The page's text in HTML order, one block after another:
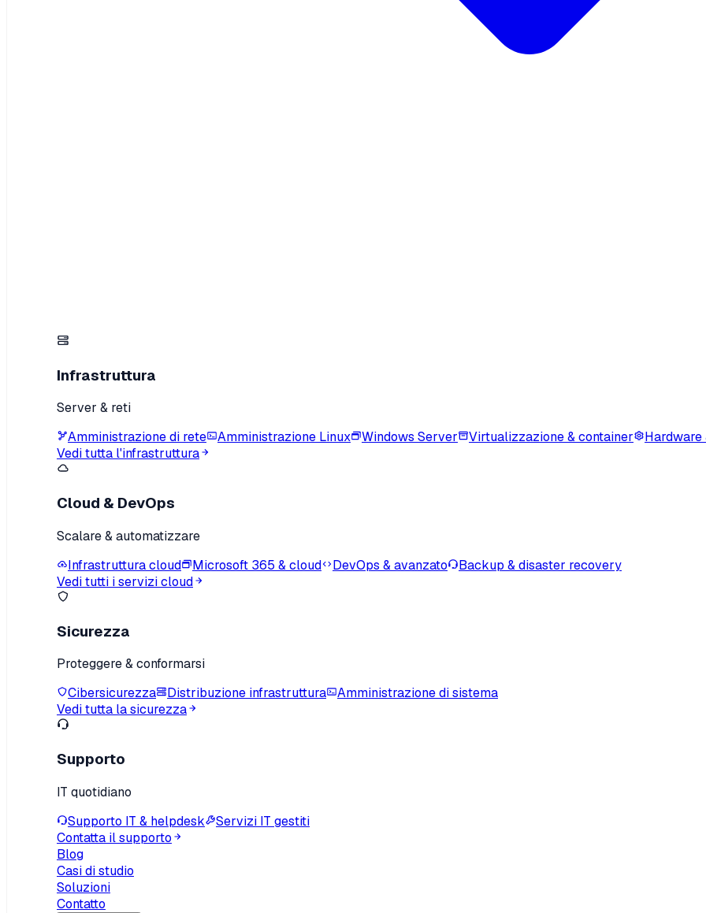
Infrastruttura
Server & reti
Amministrazione di rete
Amministrazione Linux Windows Server Virtualizzazione & container
Vedi tutta l'infrastruttura
Cloud & DevOps
Scalare & automatizzare
Infrastruttura cloud
Microsoft 365 & cloud DevOps & avanzato
Backup & disaster recovery
Vedi tutti i servizi cloud
Sicurezza
Proteggere & conformarsi
Cibersicurezza
Distribuzione infrastruttura
Amministrazione di sistema
Vedi tutta la sicurezza
Supporto
IT quotidiano
Supporto IT & helpdesk
Servizi IT gestiti
Contatta il supporto
Blog
Casi di studio
Soluzioni
Contatto